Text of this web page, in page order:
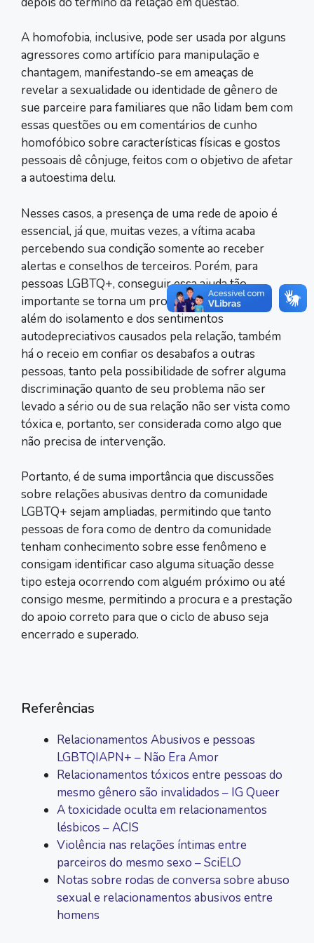
A homofobia, inclusive, pode ser usada por alguns
agressores como artifício para manipulação e
chantagem, manifestando-se em ameaças de
revelar a sexualidade ou identidade de gênero de
sue parceire para familiares que não lidam bem com
essas questões ou em comentários de cunho
homofóbico sobre características físicas e gostos
pessoais dê cônjuge, feitos com o objetivo de afetar
a autoestima delu.
Nesses casos, a presença de uma rede de apoio é
essencial, já que, muitas vezes, a vítima acaba
percebendo sua condição somente ao receber
alertas e conselhos de terceiros. Porém, para
pessoas LGBTQ+, conseguir essa ajuda tão
importante se torna um processo delicado, pois
além do isolamento e dos sentimentos
autodepreciativos causados pela relação, também
há o receio em confiar os desabafos a outras
pessoas, tanto pela possibilidade de sofrer alguma
discriminação quanto de seu problema não ser
levado a sério ou de sua relação não ser vista como
tóxica e, portanto, ser considerada como algo que
não precisa de intervenção.
Portanto, é de suma importância que discussões
sobre relações abusivas dentro da comunidade
LGBTQ+ sejam ampliadas, permitindo que tanto
pessoas de fora como de dentro da comunidade
tenham conhecimento sobre esse fenômeno e
consigam identificar caso alguma situação desse
tipo esteja ocorrendo com alguém próximo ou até
consigo mesme, permitindo a procura e a prestação
do apoio correto para que o ciclo de abuso seja
encerrado e superado.
Referências
Relacionamentos Abusivos e pessoas
LGBTQIAPN+ – Não Era Amor
Relacionamentos tóxicos entre pessoas do
mesmo gênero são invalidados – IG Queer
A toxicidade oculta em relacionamentos
lésbicos – ACIS
Violência nas relações íntimas entre
parceiros do mesmo sexo – SciELO
Notas sobre rodas de conversa sobre abuso
sexual e relacionamentos abusivos entre
homens